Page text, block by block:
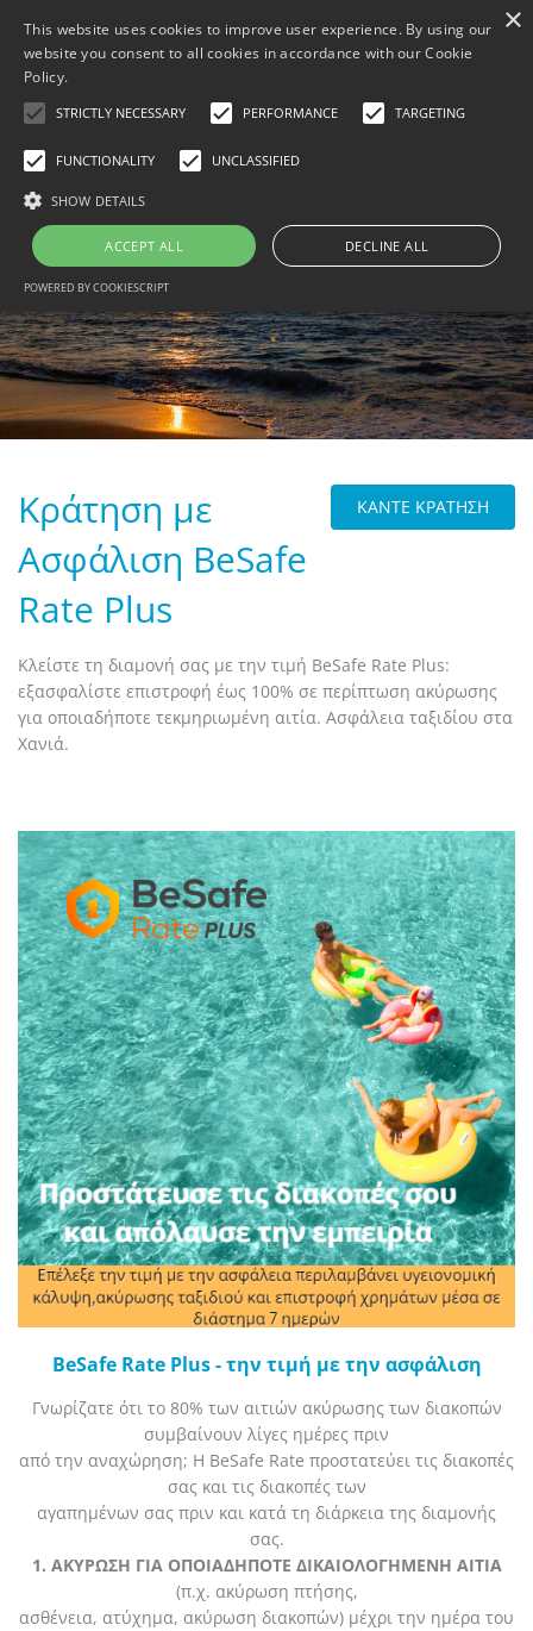
MENU
ΑΡΧΙΚΗ
ΚΆΝΤΕ ΚΡΆΤΗΣΗ
ΦΩΤΟΓΡΑΦΊΕΣ
THINGS TO DO
ΕΠΙΚΟΙΝΩΝΊΑ
TRAVEL WITH BESAFE
[ DATA PROTECTION ]
ΚΑΝΤΕ ΚΡΑΤΗΣΗ
Κράτηση με
Ασφάλιση BeSafe
Rate Plus
Κλείστε τη διαμονή σας με την τιμή BeSafe Rate Plus:
εξασφαλίστε επιστροφή έως 100% σε περίπτωση ακύρωσης
για οποιαδήποτε τεκμηριωμένη αιτία. Ασφάλεια ταξιδίου στα
Χανιά.
BeSafe Rate Plus - την τιμή με την ασφάλιση
Γνωρίζατε ότι το 80% των αιτιών ακύρωσης των διακοπών
συμβαίνουν λίγες ημέρες πριν
από την αναχώρηση; Η BeSafe Rate προστατεύει τις διακοπές
σας και τις διακοπές των
αγαπημένων σας πριν και κατά τη διάρκεια της διαμονής
σας.
1. ΑΚΥΡΩΣΗ ΓΙΑ ΟΠΟΙΑΔΗΠΟΤΕ ΔΙΚΑΙΟΛΟΓΗΜΕΝΗ ΑΙΤΙΑ
(π.χ. ακύρωση πτήσης,
ασθένεια, ατύχημα, ακύρωση διακοπών) μέχρι την ημέρα του
×
This website uses cookies to improve user experience. By using our
website you consent to all cookies in accordance with our Cookie
Policy.
STRICTLY NECESSARY PERFORMANCE TARGETING
FUNCTIONALITY UNCLASSIFIED
SHOW DETAILS
ACCEPT ALL DECLINE ALL
POWERED BY COOKIESCRIPT